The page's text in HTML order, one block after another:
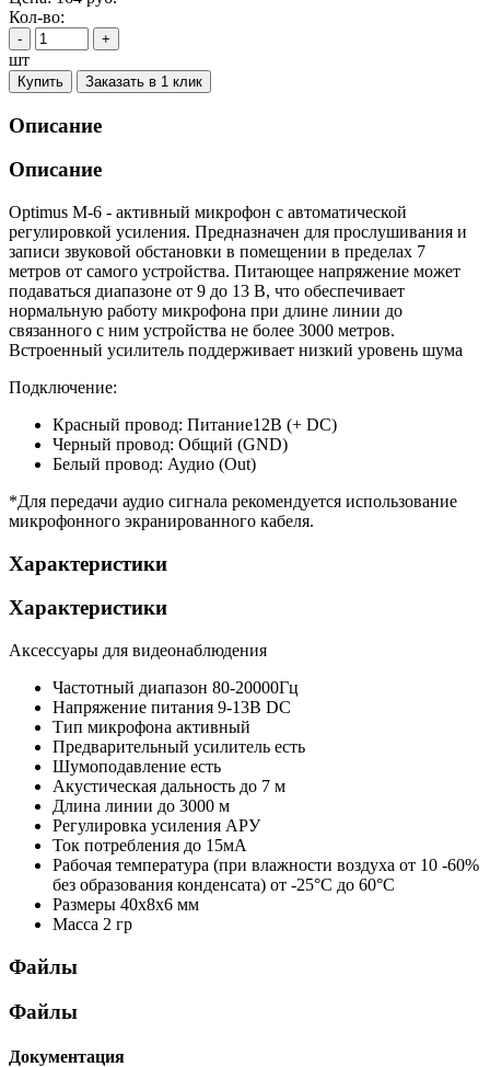
Кол-во:
- +
шт
Купить Заказать в 1 клик
Описание
Описание
Optimus M-6 - активный микрофон с автоматической
регулировкой усиления. Предназначен для прослушивания и
записи звуковой обстановки в помещении в пределах 7
метров от самого устройства. Питающее напряжение может
подаваться диапазоне от 9 до 13 В, что обеспечивает
нормальную работу микрофона при длине линии до
связанного с ним устройства не более 3000 метров.
Встроенный усилитель поддерживает низкий уровень шума
Подключение:
Красный провод: Питание12В (+ DC)
Черный провод: Общий (GND)
Белый провод: Аудио (Out)
*Для передачи аудио сигнала рекомендуется использование
микрофонного экранированного кабеля.
Характеристики
Характеристики
Аксессуары для видеонаблюдения
Частотный диапазон 80-20000Гц
Напряжение питания 9-13В DC
Тип микрофона активный
Предварительный усилитель есть
Шумоподавление есть
Акустическая дальность до 7 м
Длина линии до 3000 м
Регулировка усиления АРУ
Ток потребления до 15мА
Рабочая температура (при влажности воздуха от 10 -60%
без образования конденсата) от -25°С до 60°С
Размеры 40х8х6 мм
Масса 2 гр
Файлы
Файлы
Документация